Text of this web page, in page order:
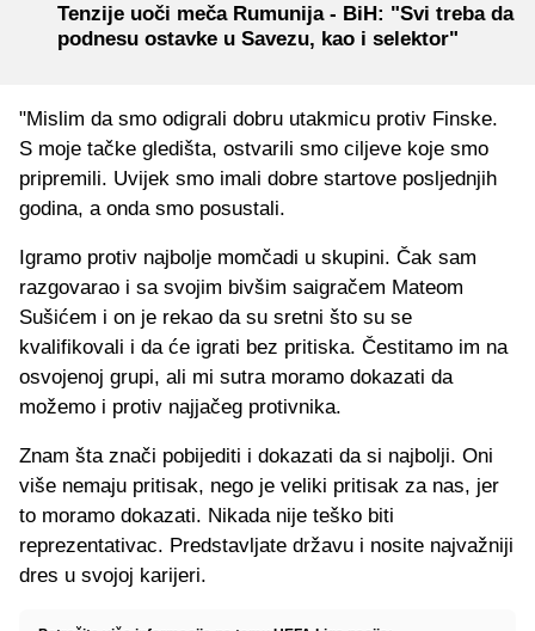
Tenzije uoči meča Rumunija - BiH: "Svi treba da
podnesu ostavke u Savezu, kao i selektor"
"Mislim da smo odigrali dobru utakmicu protiv Finske.
S moje tačke gledišta, ostvarili smo ciljeve koje smo
pripremili. Uvijek smo imali dobre startove posljednjih
godina, a onda smo posustali.
Igramo protiv najbolje momčadi u skupini. Čak sam
razgovarao i sa svojim bivšim saigračem Mateom
Sušićem i on je rekao da su sretni što su se
kvalifikovali i da će igrati bez pritiska. Čestitamo im na
osvojenoj grupi, ali mi sutra moramo dokazati da
možemo i protiv najjačeg protivnika.
Znam šta znači pobijediti i dokazati da si najbolji. Oni
više nemaju pritisak, nego je veliki pritisak za nas, jer
to moramo dokazati. Nikada nije teško biti
reprezentativac. Predstavljate državu i nosite najvažniji
dres u svojoj karijeri.